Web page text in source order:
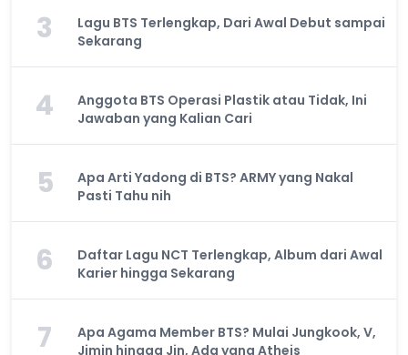
3
Lagu BTS Terlengkap, Dari Awal Debut sampai
Sekarang
4
Anggota BTS Operasi Plastik atau Tidak, Ini
Jawaban yang Kalian Cari
5
Apa Arti Yadong di BTS? ARMY yang Nakal
Pasti Tahu nih
6
Daftar Lagu NCT Terlengkap, Album dari Awal
Karier hingga Sekarang
7
Apa Agama Member BTS? Mulai Jungkook, V,
Jimin hingga Jin, Ada yang Atheis